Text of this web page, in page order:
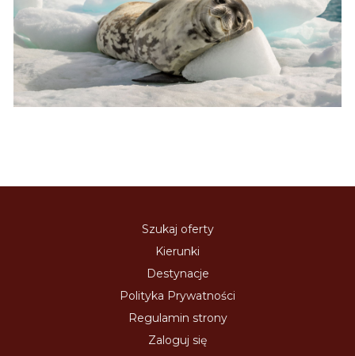
Szukaj oferty
Kierunki
Destynacje
Polityka Prywatności
Regulamin strony
Zaloguj się